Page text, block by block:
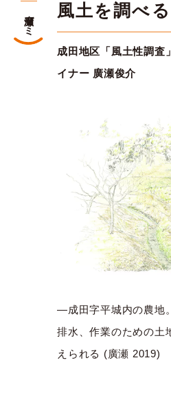
風土を調べ
成田地区「風土性調査
イナー 廣瀬俊介
—成田字平城内の農地
排水、作業のための土
えられる (廣瀬 2019)
廣瀬ゼミ